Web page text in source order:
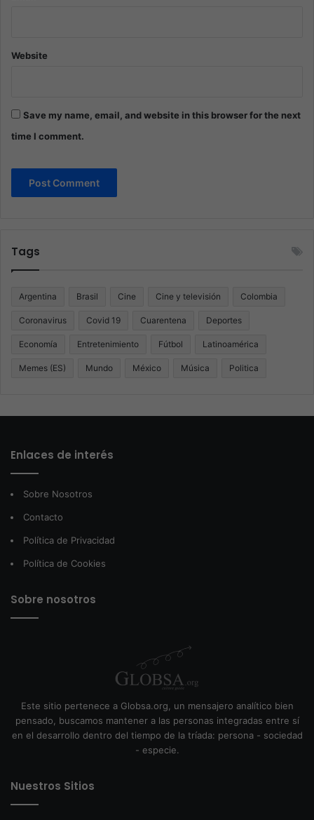
Website
Save my name, email, and website in this browser for the next
time I comment.
Tags
Argentina Brasil Cine Cine y televisión Colombia
Coronavirus Covid 19 Cuarentena Deportes
Economía Entretenimiento Fútbol Latinoamérica
Memes (ES) Mundo México Música Politica
Enlaces de interés
Sobre Nosotros
Contacto
Política de Privacidad
Política de Cookies
Sobre nosotros
Este sitio pertenece a Globsa.org, un mensajero analítico bien
pensado, buscamos mantener a las personas integradas entre sí
en el desarrollo dentro del tiempo de la tríada: persona - sociedad
- especie.
Nuestros Sitios